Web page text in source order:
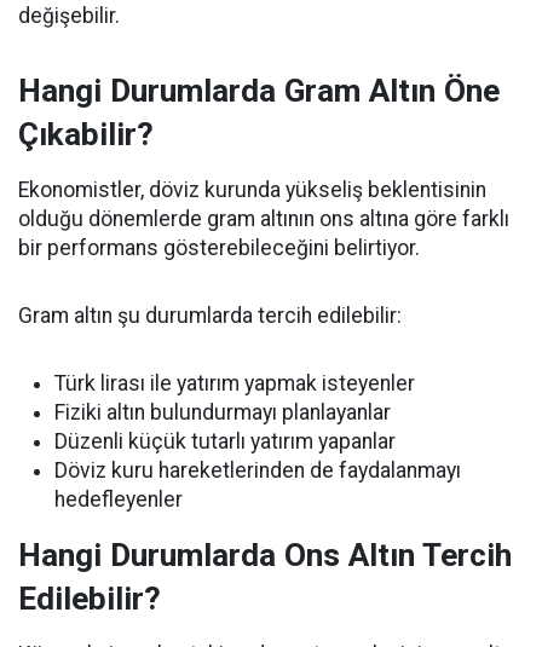
değişebilir.
Hangi Durumlarda Gram Altın Öne
Çıkabilir?
Ekonomistler, döviz kurunda yükseliş beklentisinin
olduğu dönemlerde gram altının ons altına göre farklı
bir performans gösterebileceğini belirtiyor.
Gram altın şu durumlarda tercih edilebilir:
Türk lirası ile yatırım yapmak isteyenler
Fiziki altın bulundurmayı planlayanlar
Düzenli küçük tutarlı yatırım yapanlar
Döviz kuru hareketlerinden de faydalanmayı
hedefleyenler
Hangi Durumlarda Ons Altın Tercih
Edilebilir?